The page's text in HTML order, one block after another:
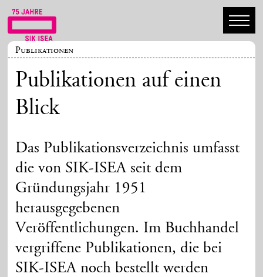
Publikationen
Publikationen auf einen
Blick
Das Publikationsverzeichnis umfasst
die von SIK-ISEA seit dem
Gründungsjahr 1951
herausgegebenen
Veröffentlichungen. Im Buchhandel
vergriffene Publikationen, die bei
SIK-ISEA noch bestellt werden